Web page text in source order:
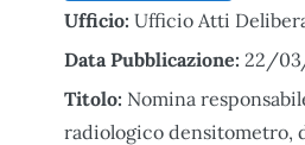
Ufficio: Ufficio Atti
Data Pubblicazione: 22/
Titolo: Nomina
radiologico densitometro,